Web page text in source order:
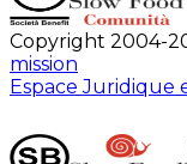
Copyright 2004-
mission
Espace Juridique